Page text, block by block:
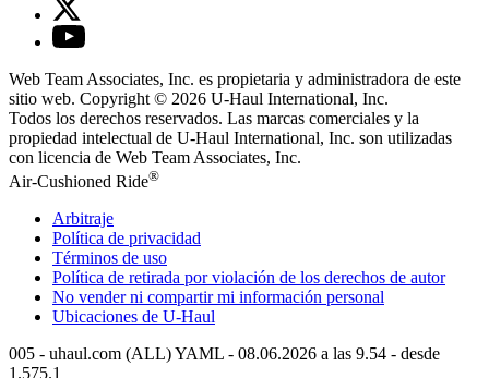
Web Team Associates, Inc. es propietaria y administradora de este
sitio web. Copyright © 2026 U-Haul International, Inc.
Todos los derechos reservados. Las marcas comerciales y la
propiedad intelectual de U-Haul International, Inc. son utilizadas
con licencia de Web Team Associates, Inc.
Air-Cushioned Ride®
Arbitraje
Política de privacidad
Términos de uso
Política de retirada por violación de los derechos de autor
No vender ni compartir mi información personal
Ubicaciones de U-Haul
005 - uhaul.com (ALL) YAML - 08.06.2026 a las 9.54 - desde
1.575.1